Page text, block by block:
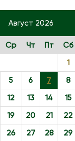
Август 2026
Ср Чт Пт Сб
1
5 6 7 8
12 13 14 15
19 20 21 22
26 27 28 29